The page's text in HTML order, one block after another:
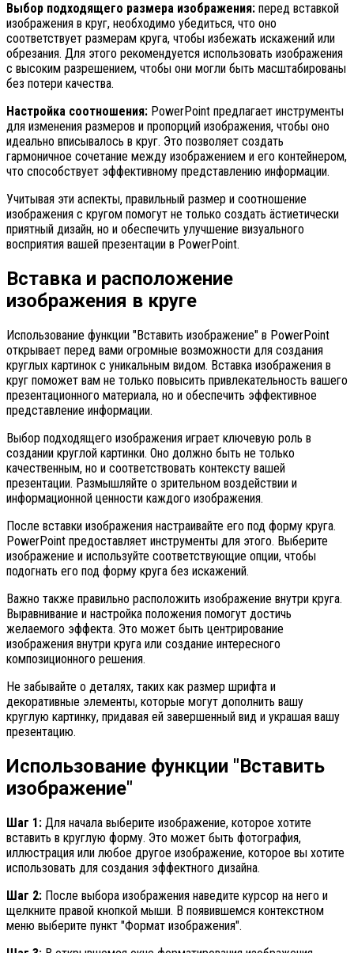
Выбор подходящего размера изображения: перед вставкой
изображения в круг, необходимо убедиться, что оно
соответствует размерам круга, чтобы избежать искажений или
обрезания. Для этого рекомендуется использовать изображения
с высоким разрешением, чтобы они могли быть масштабированы
без потери качества.
Настройка соотношения: PowerPoint предлагает инструменты
для изменения размеров и пропорций изображения, чтобы оно
идеально вписывалось в круг. Это позволяет создать
гармоничное сочетание между изображением и его контейнером,
что способствует эффективному представлению информации.
Учитывая эти аспекты, правильный размер и соотношение
изображения с кругом помогут не только создать äстиетически
приятный дизайн, но и обеспечить улучшение визуального
восприятия вашей презентации в PowerPoint.
Вставка и расположение
изображения в круге
Использование функции "Вставить изображение" в PowerPoint
открывает перед вами огромные возможности для создания
круглых картинок с уникальным видом. Вставка изображения в
круг поможет вам не только повысить привлекательность вашего
презентационного материала, но и обеспечить эффективное
представление информации.
Выбор подходящего изображения играет ключевую роль в
создании круглой картинки. Оно должно быть не только
качественным, но и соответствовать контексту вашей
презентации. Размышляйте о зрительном воздействии и
информационной ценности каждого изображения.
После вставки изображения настраивайте его под форму круга.
PowerPoint предоставляет инструменты для этого. Выберите
изображение и используйте соответствующие опции, чтобы
подогнать его под форму круга без искажений.
Важно также правильно расположить изображение внутри круга.
Выравнивание и настройка положения помогут достичь
желаемого эффекта. Это может быть центрирование
изображения внутри круга или создание интересного
композиционного решения.
Не забывайте о деталях, таких как размер шрифта и
декоративные элементы, которые могут дополнить вашу
круглую картинку, придавая ей завершенный вид и украшая вашу
презентацию.
Использование функции "Вставить
изображение"
Шаг 1: Для начала выберите изображение, которое хотите
вставить в круглую форму. Это может быть фотография,
иллюстрация или любое другое изображение, которое вы хотите
использовать для создания эффектного дизайна.
Шаг 2: После выбора изображения наведите курсор на него и
щелкните правой кнопкой мыши. В появившемся контекстном
меню выберите пункт "Формат изображения".